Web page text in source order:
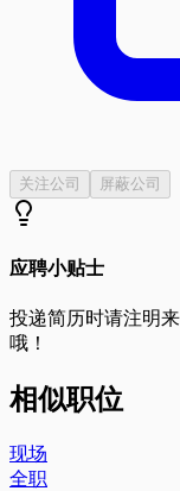
关注公司 屏蔽公司
应聘小贴士
投递简历时请注明
哦！
相似职位
现场
全职